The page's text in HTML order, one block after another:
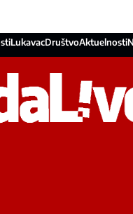
LukavacDruštvoAktuelnosti